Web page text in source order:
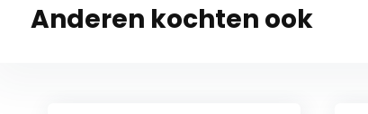
Anderen kochten ook